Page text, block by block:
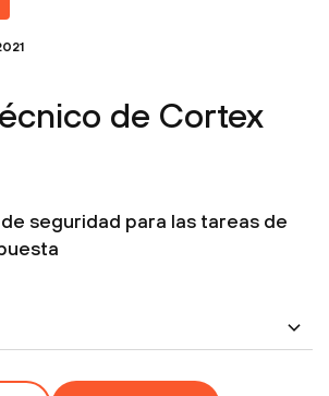
de Cortex
seguridad para las tareas de